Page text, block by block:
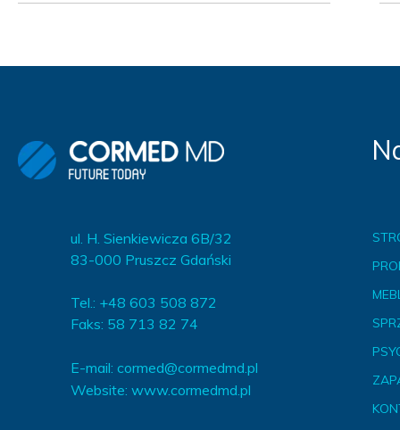
ul. H. Sienkiewicza 6B/32
83-000 Pruszcz Gdański
Tel.: +48 603 508 872
Faks: 58 713 82 74
E-mail: cormed@cormedmd.pl
Website: www.cormedmd.pl